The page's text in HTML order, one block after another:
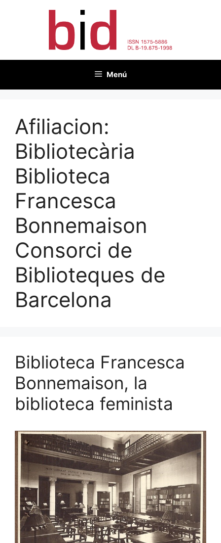
Menú
Afiliacion:
Bibliotecària
Biblioteca
Francesca
Bonnemaison
Consorci de
Biblioteques de
Barcelona
Biblioteca Francesca
Bonnemaison, la
biblioteca feminista